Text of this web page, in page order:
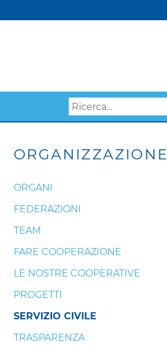
ORGANIZZAZIONE
ORGANI
FEDERAZIONI
TEAM
FARE COOPERAZIONE
LE NOSTRE COOPERATIVE
PROGETTI
SERVIZIO CIVILE
TRASPARENZA